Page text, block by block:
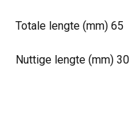
Totale lengte (mm) 65
Nuttige lengte (mm) 30